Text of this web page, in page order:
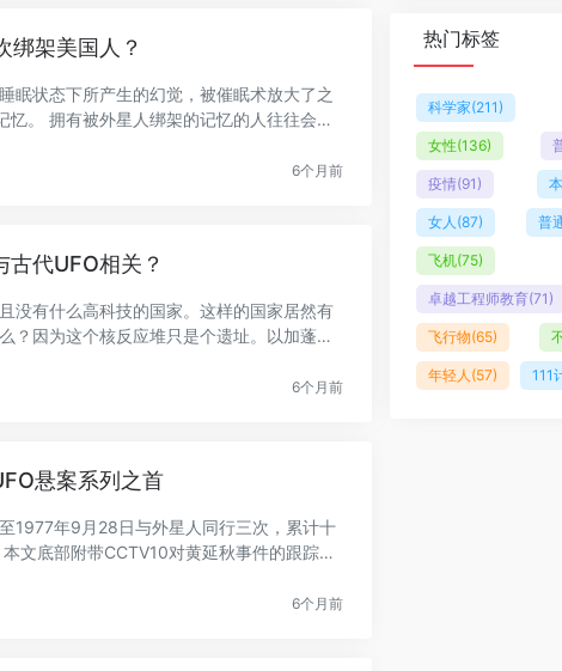
绑架美国人？
眠状态下所产生的幻觉，被催眠术放大了之
忆。 拥有被外星人绑架的记忆的人往往会
6个月前
代UFO相关？
没有什么高科技的国家。这样的国家居然有
？因为这个核反应堆只是个遗址。以加蓬的
6个月前
悬案系列之首
1977年9月28日与外星人同行三次，累计十
文底部附带CCTV10对黄延秋事件的跟踪节
6个月前
热门标签
科学家(211)
女性(136)
疫情(91)
女人 (87) 普
飞机(75)
卓越工程师教育(71)
飞行物(65)
年轻人 (57) 111